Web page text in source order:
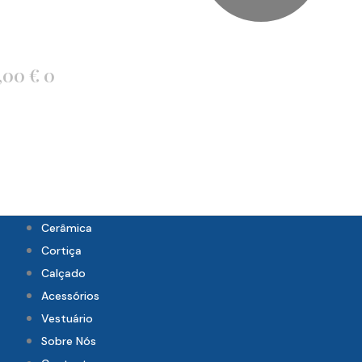
€ 0
Cerâmica
Cortiça
Calçado
Acessórios
Vestuário
Sobre Nós